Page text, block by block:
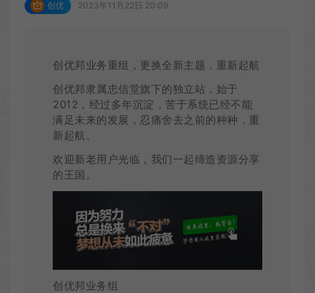
创优 2023年11月22日 20:09
创优邦业务重组，更换全新主题，重新起航
创优邦隶属忠信堂旗下的独立站，始于
2012，经过多年沉淀，苦于系统已经不能
满足未来的发展，忍痛舍去之前的种种，重
新起航。
欢迎新老用户光临，我们一起缔造资源分享
的王国。
创优邦业务组